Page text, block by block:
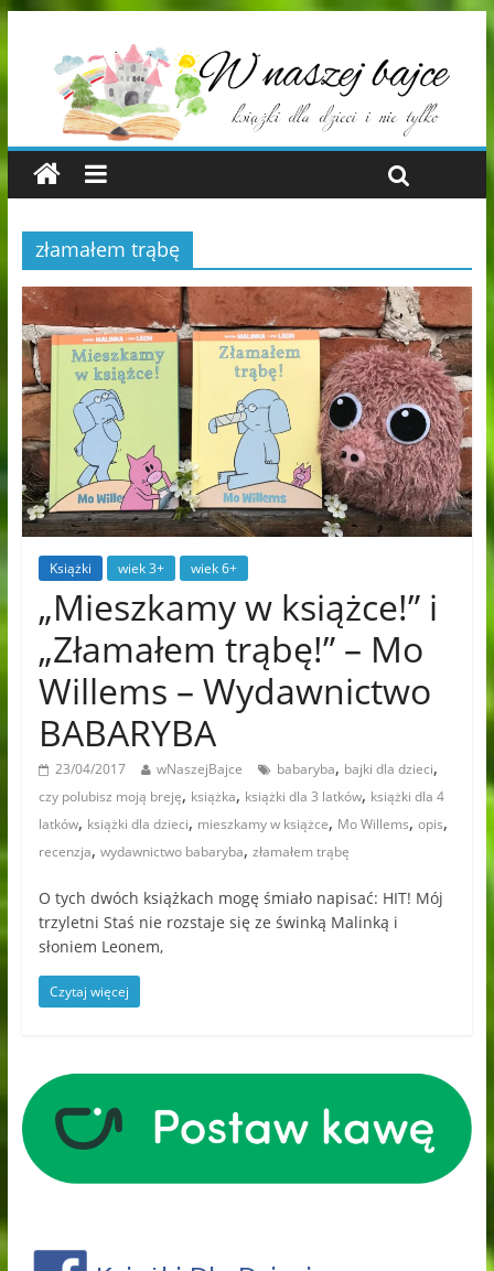
złamałem trąbę
Książki wiek 3+ wiek 6+
„Mieszkamy w książce!” i
„Złamałem trąbę!” – Mo
Willems – Wydawnictwo
BABARYBA
23/04/2017 wNaszejBajce babaryba, bajki dla dzieci,
czy polubisz moją breję, książka, książki dla 3 latków, książki dla 4
latków, książki dla dzieci, mieszkamy w książce, Mo Willems, opis,
recenzja, wydawnictwo babaryba, złamałem trąbę
O tych dwóch książkach mogę śmiało napisać: HIT! Mój
trzyletni Staś nie rozstaje się ze świnką Malinką i
słoniem Leonem,
Czytaj więcej